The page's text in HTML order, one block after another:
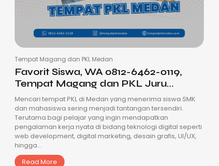
Tempat Magang dan PKL Medan
Favorit Siswa, WA 0812-6462-0119,
Tempat Magang dan PKL Juru...
Mencari tempat PKL di Medan yang menerima siswa SMK
dan mahasiswa sering menjadi tantangan tersendiri.
Terutama bagi pelajar yang ingin mendapatkan
pengalaman kerja nyata di bidang teknologi digital seperti
web development, digital marketing, desain grafis, UI/UX,
hingga...
Read More